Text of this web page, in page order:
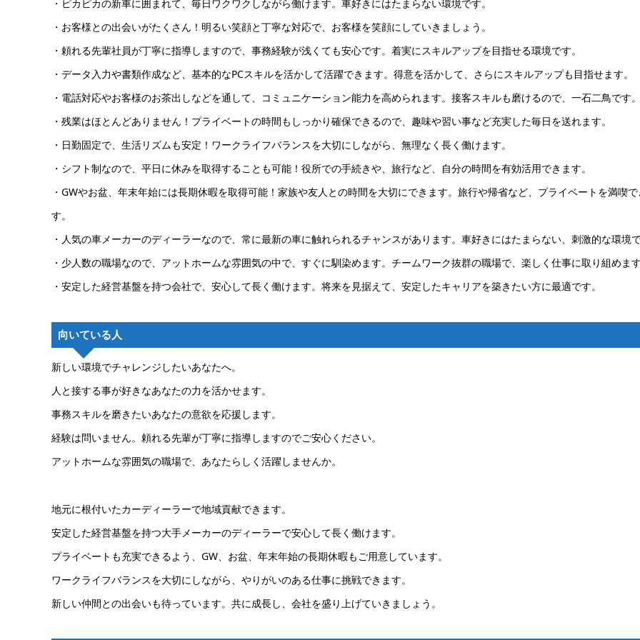
・ピカピカの新車に囲まれて、毎日ワクワクしながら働けます。車好きにはたまらない環境です。
・お客様との出会いがたくさん！明るい笑顔と丁寧な対応で、お客様を笑顔にしていきましょう。
・頼れる先輩社員が丁寧に指導しますので、事務経験が浅くても安心です。着実にスキルアップを目指せる環境です。
・データ入力や書類作成など、基本的なPCスキルを活かして活躍できます。得意を活かして、さらにスキルアップも目指せます。
・電話対応やお客様のお茶出しなどを通して、コミュニケーション能力を高められます。接客スキルも磨けるので、一石二鳥です。
・残業はほとんどありません！プライベートの時間もしっかり確保できるので、趣味や習い事など充実した毎日を送れます。
・日勤固定で、生活リズムも安定！ワークライフバランスを大切にしながら、無理なく長く働けます。
・シフト制なので、平日に休みを取得することも可能！役所での手続きや、旅行など、自分の時間を有効活用できます。
・GWやお盆、年末年始には長期休暇を取得可能！家族や友人との時間を大切にできます。旅行や帰省など、プライベートを満喫で
す。
・人気の車メーカーのディーラーなので、常に最新の車に触れられるチャンスがあります。車好きにはたまらない、刺激的な環境で
・少人数の職場なので、アットホームな雰囲気の中で、すぐに馴染めます。チームワーク抜群の職場で、楽しく仕事に取り組めます
・安定した経営基盤を持つ会社で、安心して長く働けます。将来を見据えて、安定したキャリアを築きたい方に最適です。
向いている人
新しい環境でチャレンジしたいあなたへ。
人と接する事が好きなあなたの力を活かせます。
事務スキルを磨きたいあなたの意欲を応援します。
経験は問いません。頼れる先輩が丁寧に指導しますのでご安心ください。
アットホームな雰囲気の職場で、あなたらしく活躍しませんか。
地元に根付いたカーディーラーで地域貢献できます。
安定した経営基盤を持つ大手メーカーのディーラーで安心して長く働けます。
プライベートも充実できるよう、GW、お盆、年末年始の長期休暇もご用意しています。
ワークライフバランスを大切にしながら、やりがいのある仕事に挑戦できます。
新しい仲間との出会いも待っています。共に成長し、会社を盛り上げていきましょう。